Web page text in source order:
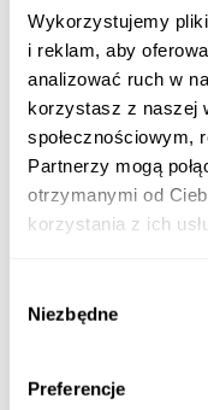
Wykorzystujemy
i reklam, aby
analizować ruch w
korzystasz z naszej
społecznościowym,
Partnerzy mogą
otrzymanymi od
korzystania z ich
zgody
Niezbędne
Preferencje
Verfügbares
Galerie
Video